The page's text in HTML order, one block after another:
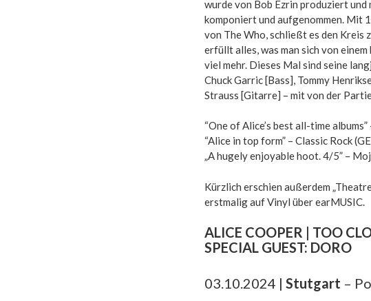
wurde von Bob Ezrin produziert
komponiert und aufgenommen. Mit
von The Who, schließt es den Kreis
erfüllt alles, was man sich von
viel mehr. Dieses Mal sind seine
Chuck Garric [Bass], Tommy
Strauss [Gitarre] – mit von der
“One of Alice’s best all-time
“Alice in top form” – Classic Rock
„A hugely enjoyable hoot. 4/5” –
Kürzlich erschien außerdem
erstmalig auf Vinyl über earMUSIC.
ALICE COOPER | TOO
SPECIAL GUEST: DORO
03.10.2024 | Stutgart –